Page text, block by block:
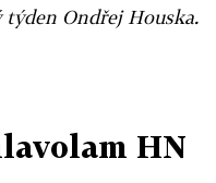
týden Ondřej Houska.
HN